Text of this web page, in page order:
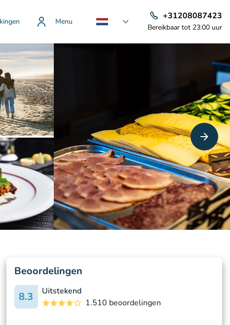
Menu
+31208087423
Bereikbaar tot 23:00 uur
Beoordelingen
8.3
Uitstekend
1.510 beoordelingen